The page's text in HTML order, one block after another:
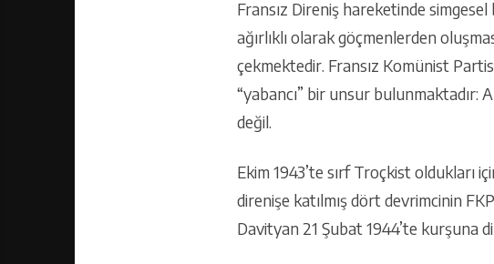
Fransız Direniş hareketinde
ağırlıklı olarak göçmenlerden
çekmektedir. Fransız Komünist
“yabancı” bir unsur bulunmaktadır:
değil.
Ekim 1943’te sırf Troçkist oldukları
direnişe katılmış dört devrimcinin
Davityan 21 Şubat 1944’te kurşuna